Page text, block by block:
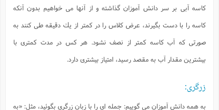
كاسه آبى بر سر دانش آموزان گذاشته و از آنها مى خواهيم بدون آنكه
كاسه را با دست بگيرند، عرض كلاس را در كمتر از يك دقيقه طى كنند به
صورتى كه آب كاسه كمتر از نصف نشود. هر كس در مدت كمترى با
بيشترين مقدار آب به مقصد رسيد، امتياز بيشترى دارد.
زرگرى:
به همه دانش آموزان مى گوييم: جمله اى را با زبان زرگرى بگوئيد، مثل: «به